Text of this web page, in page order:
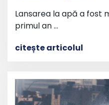
Lansarea la apă a fost
primul an …
citește articolul